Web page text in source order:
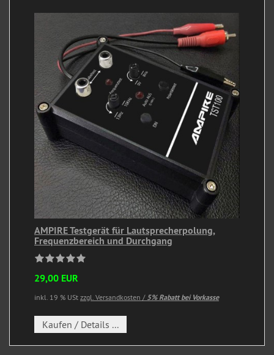
AMPIRE Testgerät für Lautsprecherpolung,
Frequenzbereich und Durchgang
29,00 EUR
inkl. 19 % USt zzgl. Versandkosten / 5% Rabatt bei Vorkasse
Kaufen / Details ...